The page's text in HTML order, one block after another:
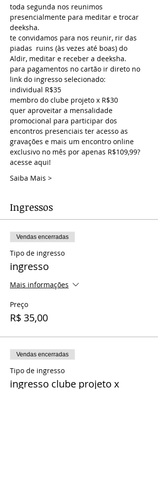
toda segunda nos reunimos
presencialmente para meditar e trocar
deeksha.
te convidamos para nos reunir, rir das
piadas  ruins (às vezes até boas) do
Aldir, meditar e receber a deeksha.
para pagamentos no cartão ir direto no
link do ingresso selecionado:
individual R$35
membro do clube projeto x R$30
quer aproveitar a mensalidade
promocional para participar dos
encontros presenciais ter acesso as
gravações e mais um encontro online
exclusivo no mês por apenas R$109,99?
acesse aqui!
Saiba Mais >
Ingressos
Vendas encerradas
Tipo de ingresso
ingresso
Mais informações
Preço
R$ 35,00
Vendas encerradas
Tipo de ingresso
ingresso clube projeto x